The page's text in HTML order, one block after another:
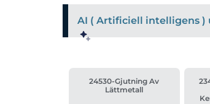
AI ( Artificiell intelligens )
24530-Gjutning Av
Lättmetall